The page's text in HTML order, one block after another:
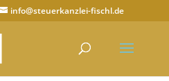
info@steuerkanzlei-fischl.de